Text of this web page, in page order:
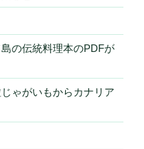
の伝統料理本のPDFが
ゃがいもからカナリア